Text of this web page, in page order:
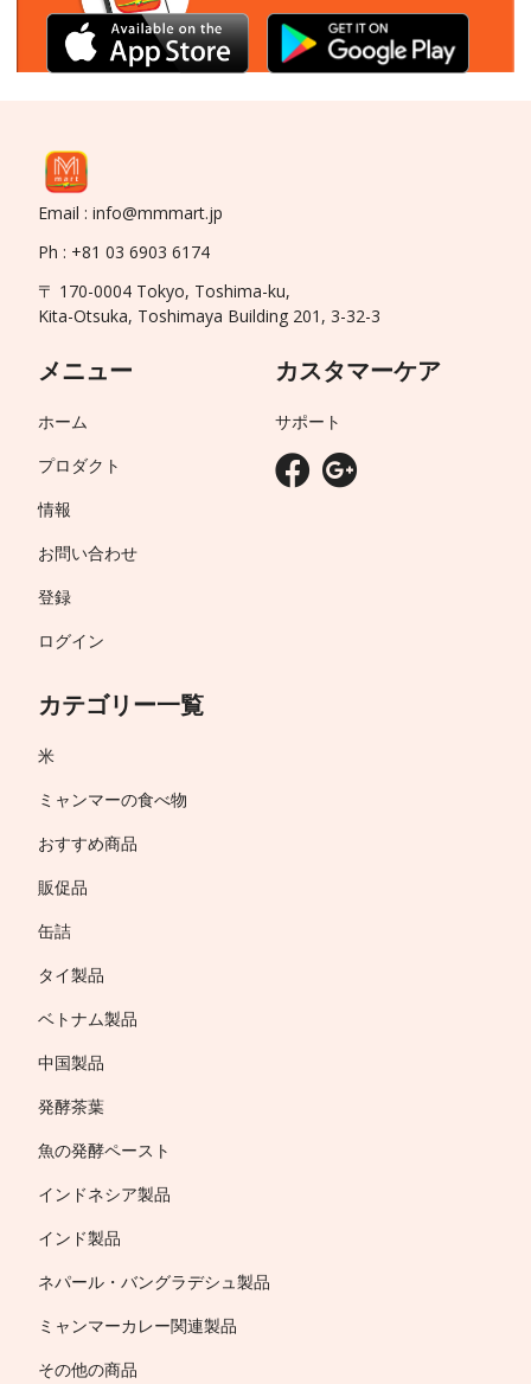
Email : info@mmmart.jp
Ph : +81 03 6903 6174
〒 170-0004 Tokyo, Toshima-ku,
Kita-Otsuka, Toshimaya Building 201, 3-32-3
メニュー
ホーム
プロダクト
情報
お問い合わせ
登録
ログイン
カテゴリー一覧
米
ミャンマーの食べ物
おすすめ商品
販促品
缶詰
タイ製品
ベトナム製品
中国製品
発酵茶葉
魚の発酵ペースト
インドネシア製品
インド製品
ネパール・バングラデシュ製品
ミャンマーカレー関連製品
その他の商品
カスタマーケア
サポート